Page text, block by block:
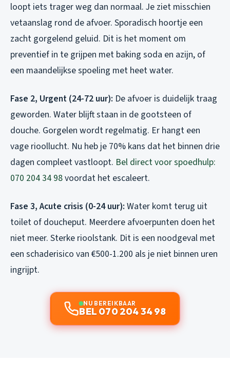
loopt iets trager weg dan normaal. Je ziet misschien
vetaanslag rond de afvoer. Sporadisch hoortje een
zacht gorgelend geluid. Dit is het moment om
preventief in te grijpen met baking soda en azijn, of
een maandelijkse spoeling met heet water.
Fase 2, Urgent (24-72 uur): De afvoer is duidelijk traag
geworden. Water blijft staan in de gootsteen of
douche. Gorgelen wordt regelmatig. Er hangt een
vage rioollucht. Nu heb je 70% kans dat het binnen drie
dagen compleet vastloopt. Bel direct voor spoedhulp:
070 204 34 98voordat het escaleert.
Fase 3, Acute crisis (0-24 uur): Water komt terug uit
toilet of doucheput. Meerdere afvoerpunten doen het
niet meer. Sterke rioolstank. Dit is een noodgeval met
een schaderisico van €500-1.200 als je niet binnen uren
ingrijpt.
NU BEREIKBAAR
BEL 070 204 34 98